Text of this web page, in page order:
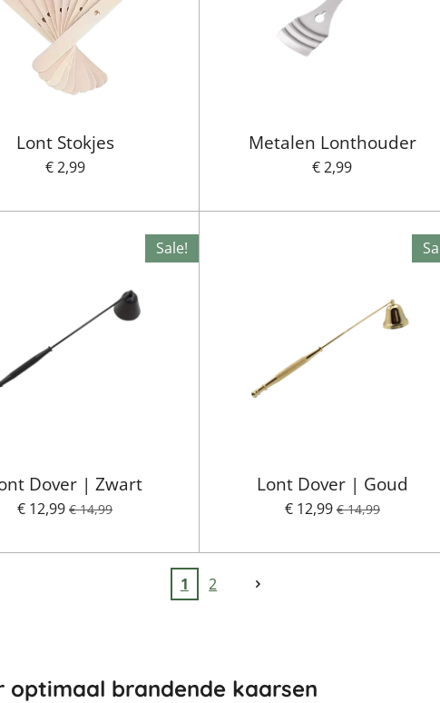
Lont Stokjes
€ 2,99
Metalen Lonthouder
€ 2,99
Sale!
Dover | Zwart
€ 12,99 € 14,99
Lont Dover | Goud
€ 12,99 € 14,99
1 2
optimaal brandende kaarsen